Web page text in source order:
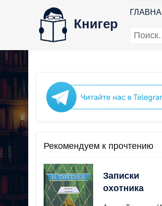
Книгер
Рекомендуем к прочтению
Записки
охотника